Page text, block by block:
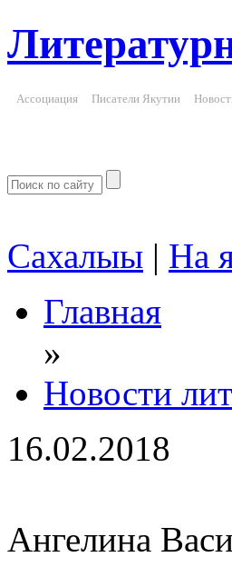
Ассоциация Писатели Якутии
Сахалыы | На
Главная
»
Новости
16.02.2018
Ангелина